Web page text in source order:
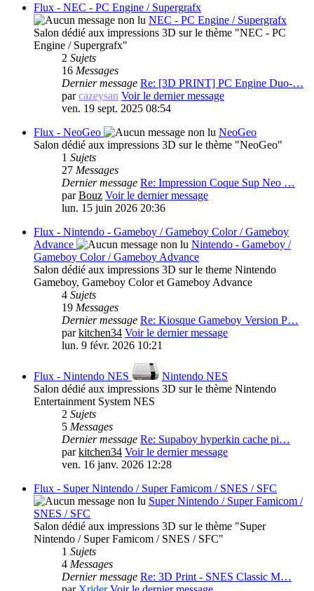
Flux - NEC - PC Engine / Supergrafx
NEC - PC Engine / Supergrafx
Salon dédié aux impressions 3D sur le thème "NEC - PC
Engine / Supergrafx"
2 Sujets
16 Messages
Dernier message Re: [3D PRINT] PC Engine Duo-…
parcazeysan Voir le dernier message
ven. 19 sept. 2025 08:54
Flux - NeoGeo
NeoGeo
Salon dédié aux impressions 3D sur le thème "NeoGeo"
1 Sujets
27 Messages
Dernier message Re: Impression Coque Sup Neo …
parBouz Voir le dernier message
lun. 15 juin 2026 20:36
Flux - Nintendo - Gameboy / Gameboy Color / Gameboy
Advance
Nintendo - Gameboy /
Gameboy Color / Gameboy Advance
Salon dédié aux impressions 3D sur le theme Nintendo
Gameboy, Gameboy Color et Gameboy Advance
4 Sujets
19 Messages
Dernier message Re: Kiosque Gameboy Version P…
parkitchen34 Voir le dernier message
lun. 9 févr. 2026 10:21
Flux - Nintendo NES
Nintendo NES
Salon dédié aux impressions 3D sur le thème Nintendo
Entertainment System NES
2 Sujets
5 Messages
Dernier message Re: Supaboy hyperkin cache pi…
parkitchen34 Voir le dernier message
ven. 16 janv. 2026 12:28
Flux - Super Nintendo / Super Famicom / SNES / SFC
Super Nintendo / Super Famicom /
SNES / SFC
Salon dédié aux impressions 3D sur le thème "Super
Nintendo / Super Famicom / SNES / SFC"
1 Sujets
4 Messages
Dernier message Re: 3D Print - SNES Classic M…